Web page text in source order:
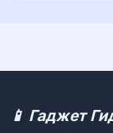
📱 Гаджет